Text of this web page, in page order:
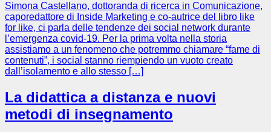
Simona Castellano, dottoranda di ricerca in Comunicazione,
caporedattore di Inside Marketing e co-autrice del libro like
for like, ci parla delle tendenze dei social network durante
l’emergenza covid-19. Per la prima volta nella storia
assistiamo a un fenomeno che potremmo chiamare “fame di
contenuti”, i social stanno riempiendo un vuoto creato
dall’isolamento e allo stesso […]
La didattica a distanza e nuovi
metodi di insegnamento